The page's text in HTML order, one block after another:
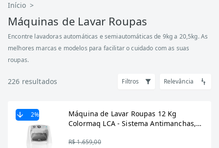
Início >
Máquinas de Lavar Roupas
Encontre lavadoras automáticas e semiautomáticas de 9kg a 20,5kg. As
melhores marcas e modelos para facilitar o cuidado com as suas
roupas.
226 resultados Filtros Relevância
2%
Máquina de Lavar Roupas 12 Kg
Colormaq LCA - Sistema Antimanchas,
R$ 1.659,00